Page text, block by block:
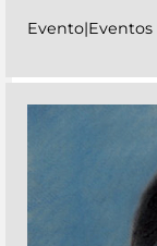
Evento|Eventos